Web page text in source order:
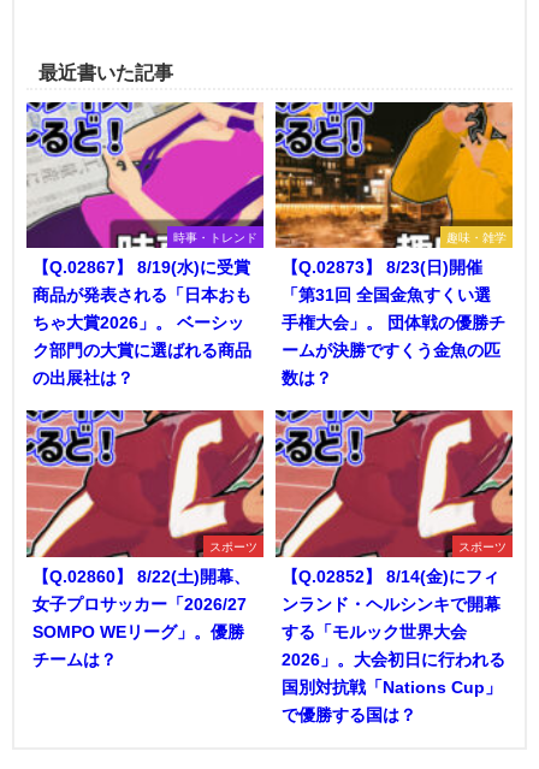
最近書いた記事
時事・トレンド
【Q.02867】 8/19(水)に受賞
商品が発表される「日本おも
ちゃ大賞2026」。 ベーシッ
ク部門の大賞に選ばれる商品
の出展社は？
趣味・雑学
【Q.02873】 8/23(日)開催
「第31回 全国金魚すくい選
手権大会」。 団体戦の優勝チ
ームが決勝ですくう金魚の匹
数は？
スポーツ
【Q.02860】 8/22(土)開幕、
女子プロサッカー「2026/27
SOMPO WEリーグ」。優勝
チームは？
スポーツ
【Q.02852】 8/14(金)にフィ
ンランド・ヘルシンキで開幕
する「モルック世界大会
2026」。大会初日に行われる
国別対抗戦「Nations Cup」
で優勝する国は？